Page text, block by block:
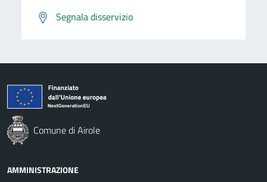
Segnala disservizio
Comune di Airole
AMMINISTRAZIONE